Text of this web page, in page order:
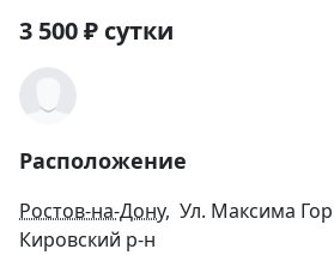
3 500₽ сутки
Расположение
Ростов-на-Дону, Ул. Максима
Кировский р-н